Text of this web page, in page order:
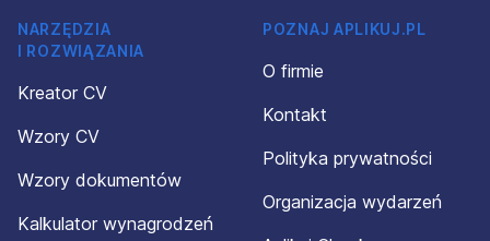
NARZĘDZIA
I ROZWIĄZANIA
Kreator CV
Wzory CV
Wzory dokumentów
Kalkulator wynagrodzeń
POZNAJ APLIKUJ.PL
O firmie
Kontakt
Polityka prywatności
Organizacja wydarzeń